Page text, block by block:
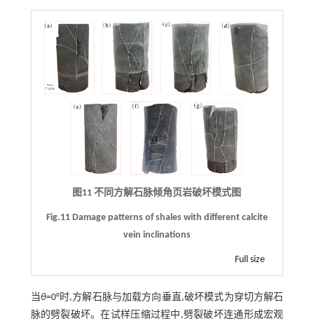
图11 不同方解石脉倾角页岩破坏模式图
Fig.11 Damage patterns of shales with different calcite
vein inclinations
Full size
当θ=0°时,方解石脉与加载方向垂直,破坏模式为穿切方解石
脉的劈裂破坏。在试样压缩过程中,劈裂破坏连通形成宏观